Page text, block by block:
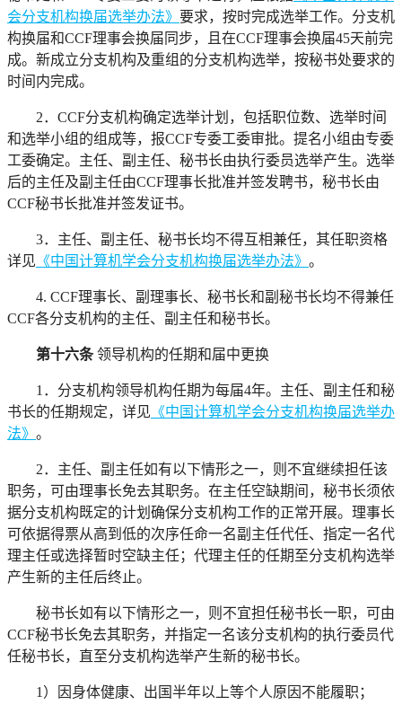
会分支机构换届选举办法》 要求，按时完成选举工作。分支机
构换届和CCF理事会换届同步，且在CCF理事会换届45天前完
成。新成立分支机构及重组的分支机构选举，按秘书处要求的
时间内完成。
2．CCF分支机构确定选举计划，包括职位数、选举时间
和选举小组的组成等，报CCF专委工委审批。提名小组由专委
工委确定。主任、副主任、秘书长由执行委员选举产生。选举
后的主任及副主任由CCF理事长批准并签发聘书，秘书长由
CCF秘书长批准并签发证书。
3．主任、副主任、秘书长均不得互相兼任，其任职资格
详见 《中国计算机学会分支机构换届选举办法》 。
4. CCF理事长、副理事长、秘书长和副秘书长均不得兼任
CCF各分支机构的主任、副主任和秘书长。
第十六条领导机构的任期和届中更换
1．分支机构领导机构任期为每届4年。主任、副主任和秘
书长的任期规定，详见 《中国计算机学会分支机构换届选举办
法》 。
2．主任、副主任如有以下情形之一，则不宜继续担任该
职务，可由理事长免去其职务。在主任空缺期间，秘书长须依
据分支机构既定的计划确保分支机构工作的正常开展。理事长
可依据得票从高到低的次序任命一名副主任代任、指定一名代
理主任或选择暂时空缺主任；代理主任的任期至分支机构选举
产生新的主任后终止。
秘书长如有以下情形之一，则不宜担任秘书长一职，可由
CCF秘书长免去其职务，并指定一名该分支机构的执行委员代
任秘书长，直至分支机构选举产生新的秘书长。
1）因身体健康、出国半年以上等个人原因不能履职；